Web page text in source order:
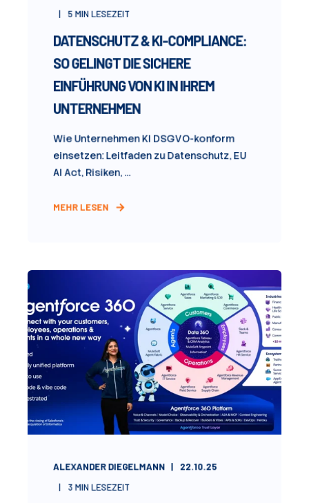
5 MIN LESEZEIT
DATENSCHUTZ & KI-COMPLIANCE:
SO GELINGT DIE SICHERE
EINFÜHRUNG VON KI IN IHREM
UNTERNEHMEN
Wie Unternehmen KI DSGVO-konform
einsetzen: Leitfaden zu Datenschutz, EU
AI Act, Risiken, ...
MEHR LESEN
ALEXANDER DIEGELMANN 22.10.25
3 MIN LESEZEIT